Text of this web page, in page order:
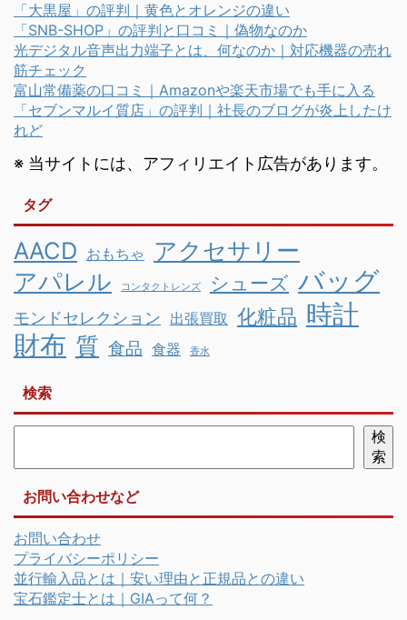
「大黒屋」の評判｜黄色とオレンジの違い
「SNB-SHOP」の評判と口コミ｜偽物なのか
光デジタル音声出力端子とは、何なのか｜対応機器の売れ
筋チェック
富山常備薬の口コミ｜Amazonや楽天市場でも手に入る
「セブンマルイ質店」の評判｜社長のブログが炎上したけ
れど
※ 当サイトには、アフィリエイト広告があります。
タグ
AACD おもちゃ
アクセサリー
アパレル
コンタクトレンズ シューズ バッグ
モンドセレクション 出張買取 化粧品 時計
財布 質 食品 食器 香水
検索
検
索
お問い合わせなど
お問い合わせ
プライバシーポリシー
並行輸入品とは｜安い理由と正規品との違い
宝石鑑定士とは｜GIAって何？